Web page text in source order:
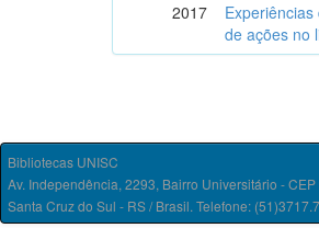
2017
de ações no
Bibliotecas UNISC
Av. Independência, 2293, Bairro Universitário -
Santa Cruz do Sul - RS / Brasil. Telefone: